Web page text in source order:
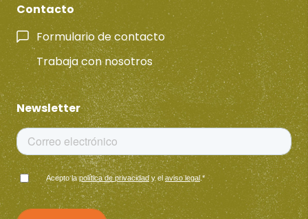
Contacto
Formulario de contacto
Trabaja con nosotros
Newsletter
Acepto lapolítica de privacidady el aviso legal.*